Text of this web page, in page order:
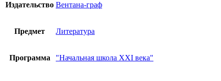
Издательство Вентана-граф
Предмет Литература
Программа "Начальная школа XXI века"